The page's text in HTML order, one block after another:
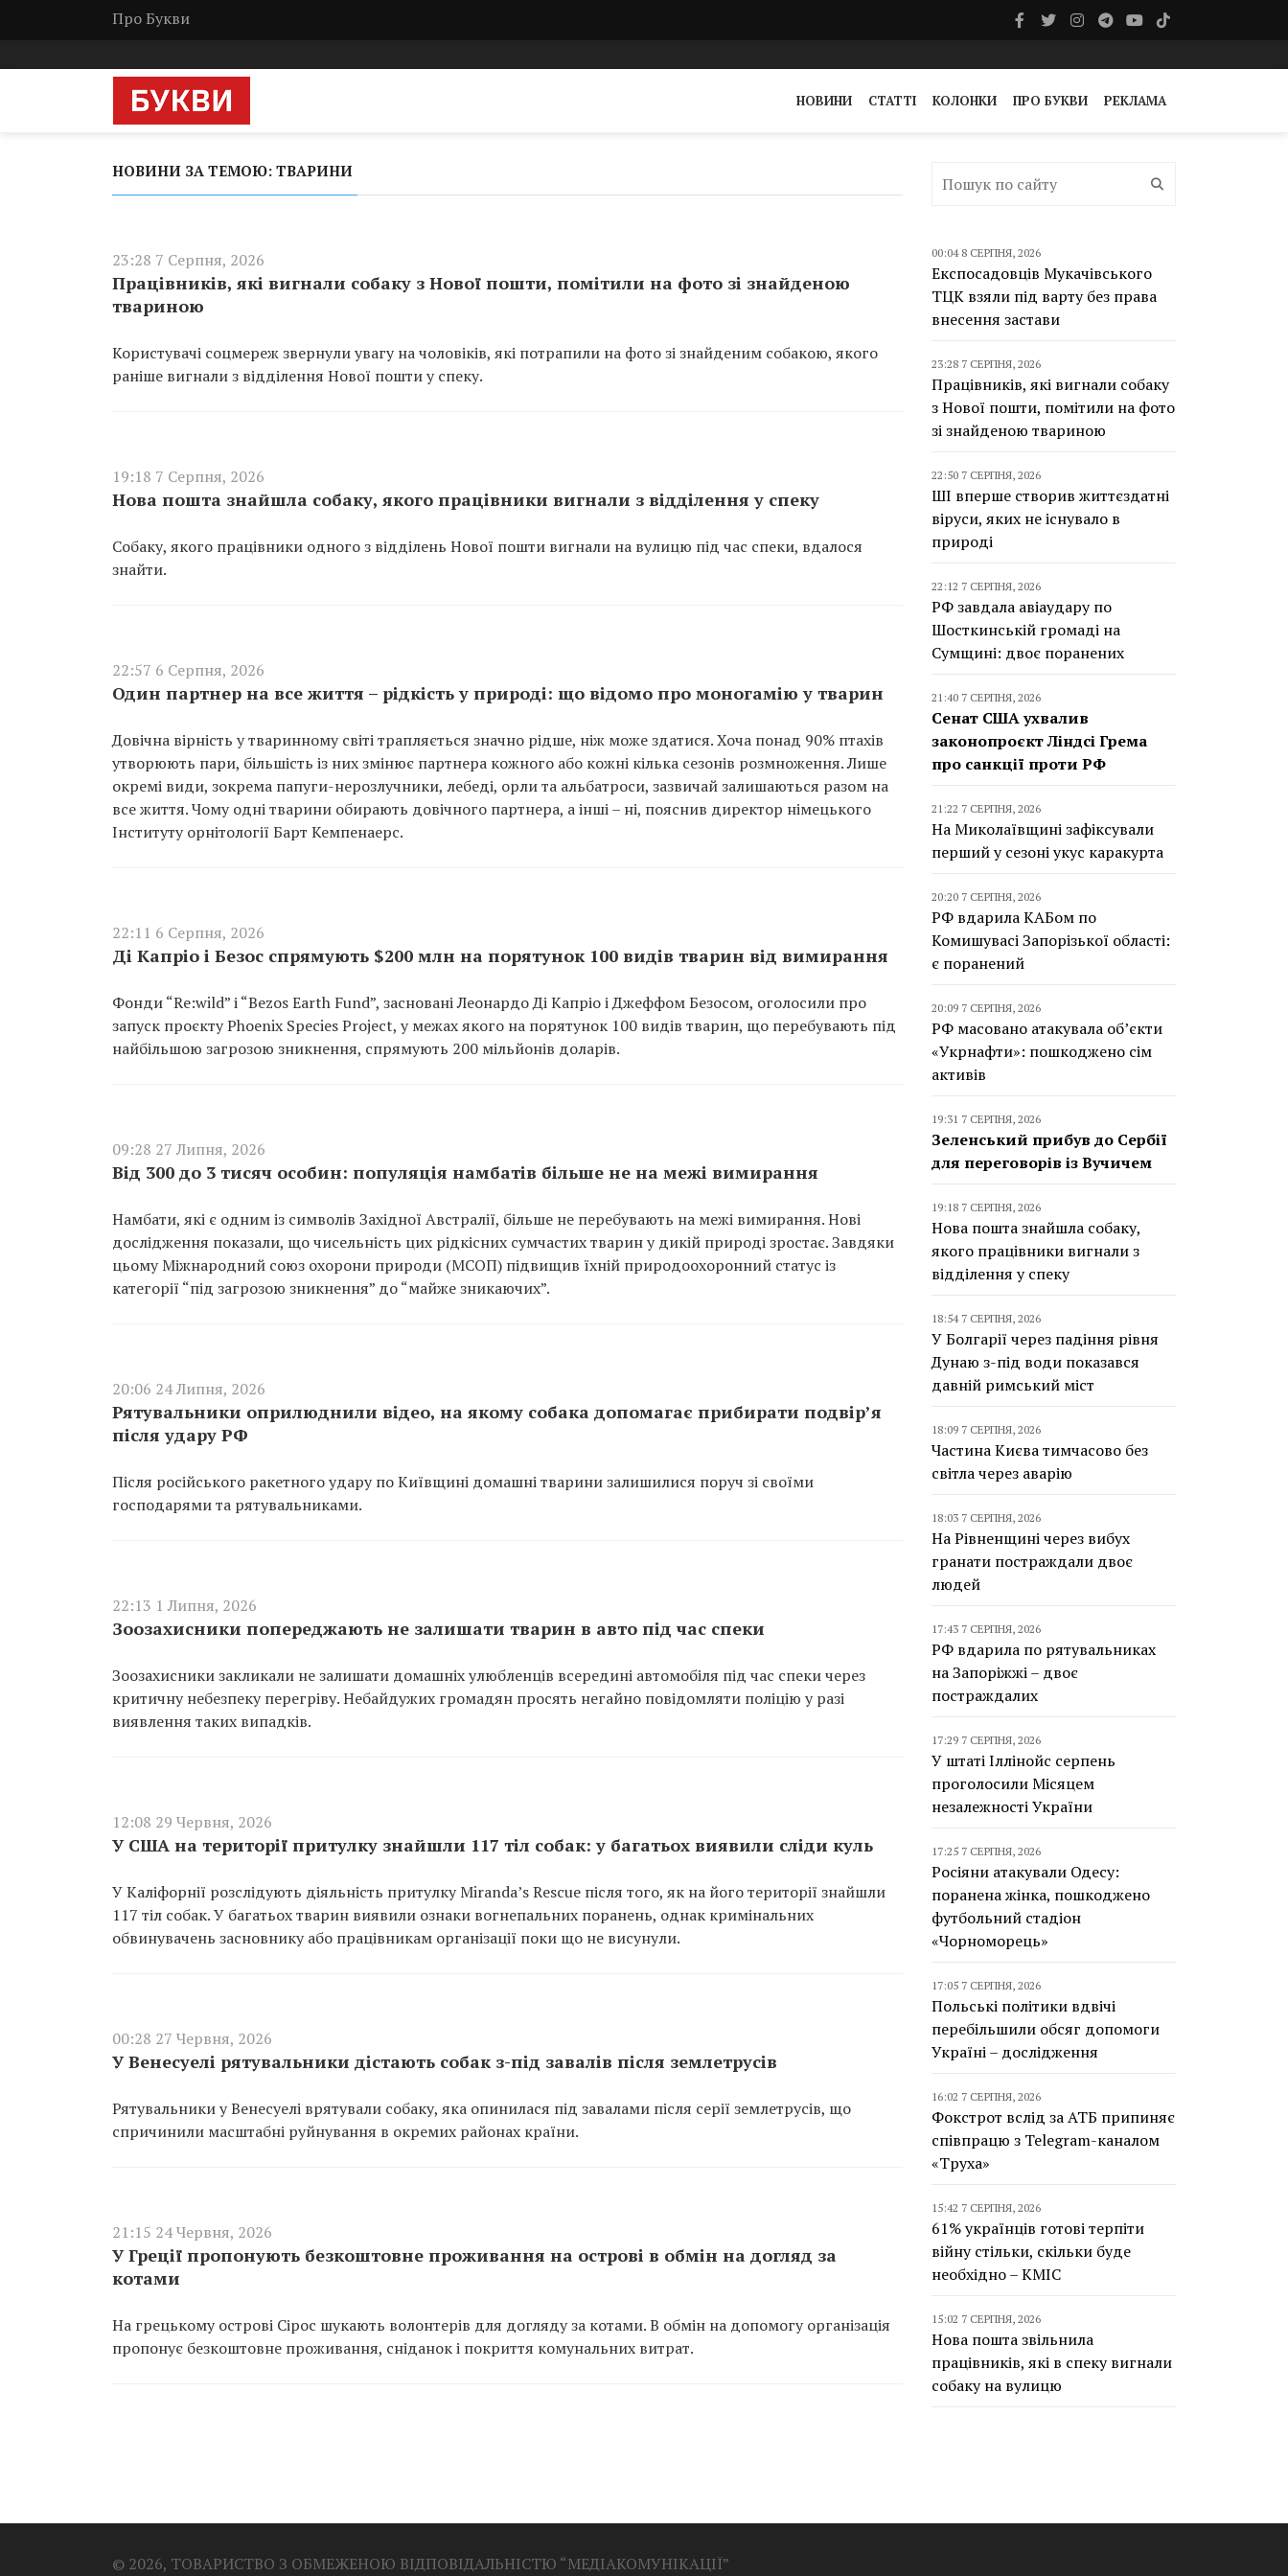
Про Букви
НОВИНИ СТАТТІ КОЛОНКИ ПРО БУКВИ РЕКЛАМА
НОВИНИ ЗА ТЕМОЮ: ТВАРИНИ
23:28 7 Серпня, 2026
Працівників, які вигнали собаку з Нової пошти, помітили на фото зі знайденою
твариною
Користувачі соцмереж звернули увагу на чоловіків, які потрапили на фото зі знайденим собакою, якого
раніше вигнали з відділення Нової пошти у спеку.
19:18 7 Серпня, 2026
Нова пошта знайшла собаку, якого працівники вигнали з відділення у спеку
Собаку, якого працівники одного з відділень Нової пошти вигнали на вулицю під час спеки, вдалося
знайти.
22:57 6 Серпня, 2026
Один партнер на все життя – рідкість у природі: що відомо про моногамію у тварин
Довічна вірність у тваринному світі трапляється значно рідше, ніж може здатися. Хоча понад 90% птахів
утворюють пари, більшість із них змінює партнера кожного або кожні кілька сезонів розмноження. Лише
окремі види, зокрема папуги-нерозлучники, лебеді, орли та альбатроси, зазвичай залишаються разом на
все життя. Чому одні тварини обирають довічного партнера, а інші – ні, пояснив директор німецького
Інституту орнітології Барт Кемпенаерс.
22:11 6 Серпня, 2026
Ді Капріо і Безос спрямують $200 млн на порятунок 100 видів тварин від вимирання
Фонди “Re:wild” і “Bezos Earth Fund”, засновані Леонардо Ді Капріо і Джеффом Безосом, оголосили про
запуск проєкту Phoenix Species Project, у межах якого на порятунок 100 видів тварин, що перебувають під
найбільшою загрозою зникнення, спрямують 200 мільйонів доларів.
09:28 27 Липня, 2026
Від 300 до 3 тисяч особин: популяція намбатів більше не на межі вимирання
Намбати, які є одним із символів Західної Австралії, більше не перебувають на межі вимирання. Нові
дослідження показали, що чисельність цих рідкісних сумчастих тварин у дикій природі зростає. Завдяки
цьому Міжнародний союз охорони природи (МСОП) підвищив їхній природоохоронний статус із
категорії “під загрозою зникнення” до “майже зникаючих”.
20:06 24 Липня, 2026
Рятувальники оприлюднили відео, на якому собака допомагає прибирати подвір’я
після удару РФ
Після російського ракетного удару по Київщині домашні тварини залишилися поруч зі своїми
господарями та рятувальниками.
22:13 1 Липня, 2026
Зоозахисники попереджають не залишати тварин в авто під час спеки
Зоозахисники закликали не залишати домашніх улюбленців всередині автомобіля під час спеки через
критичну небезпеку перегріву. Небайдужих громадян просять негайно повідомляти поліцію у разі
виявлення таких випадків.
12:08 29 Червня, 2026
У США на території притулку знайшли 117 тіл собак: у багатьох виявили сліди куль
У Каліфорнії розслідують діяльність притулку Miranda’s Rescue після того, як на його території знайшли
117 тіл собак. У багатьох тварин виявили ознаки вогнепальних поранень, однак кримінальних
обвинувачень засновнику або працівникам організації поки що не висунули.
00:28 27 Червня, 2026
У Венесуелі рятувальники дістають собак з-під завалів після землетрусів
Рятувальники у Венесуелі врятували собаку, яка опинилася під завалами після серії землетрусів, що
спричинили масштабні руйнування в окремих районах країни.
21:15 24 Червня, 2026
У Греції пропонують безкоштовне проживання на острові в обмін на догляд за
котами
На грецькому острові Сірос шукають волонтерів для догляду за котами. В обмін на допомогу організація
пропонує безкоштовне проживання, сніданок і покриття комунальних витрат.
00:04 8 СЕРПНЯ, 2026
Експосадовців Мукачівського
ТЦК взяли під варту без права
внесення застави
23:28 7 СЕРПНЯ, 2026
Працівників, які вигнали собаку
з Нової пошти, помітили на фото
зі знайденою твариною
22:50 7 СЕРПНЯ, 2026
ШІ вперше створив життєздатні
віруси, яких не існувало в
природі
22:12 7 СЕРПНЯ, 2026
РФ завдала авіаудару по
Шосткинській громаді на
Сумщині: двоє поранених
21:40 7 СЕРПНЯ, 2026
Сенат США ухвалив
законопроєкт Ліндсі Грема
про санкції проти РФ
21:22 7 СЕРПНЯ, 2026
На Миколаївщині зафіксували
перший у сезоні укус каракурта
20:20 7 СЕРПНЯ, 2026
РФ вдарила КАБом по
Комишувасі Запорізької області:
є поранений
20:09 7 СЕРПНЯ, 2026
РФ масовано атакувала об’єкти
«Укрнафти»: пошкоджено сім
активів
19:31 7 СЕРПНЯ, 2026
Зеленський прибув до Сербії
для переговорів із Вучичем
19:18 7 СЕРПНЯ, 2026
Нова пошта знайшла собаку,
якого працівники вигнали з
відділення у спеку
18:54 7 СЕРПНЯ, 2026
У Болгарії через падіння рівня
Дунаю з-під води показався
давній римський міст
18:09 7 СЕРПНЯ, 2026
Частина Києва тимчасово без
світла через аварію
18:03 7 СЕРПНЯ, 2026
На Рівненщині через вибух
гранати постраждали двоє
людей
17:43 7 СЕРПНЯ, 2026
РФ вдарила по рятувальниках
на Запоріжжі – двоє
постраждалих
17:29 7 СЕРПНЯ, 2026
У штаті Іллінойс серпень
проголосили Місяцем
незалежності України
17:25 7 СЕРПНЯ, 2026
Росіяни атакували Одесу:
поранена жінка, пошкоджено
футбольний стадіон
«Чорноморець»
17:05 7 СЕРПНЯ, 2026
Польські політики вдвічі
перебільшили обсяг допомоги
Україні – дослідження
16:02 7 СЕРПНЯ, 2026
Фокстрот вслід за АТБ припиняє
співпрацю з Telegram-каналом
«Труха»
15:42 7 СЕРПНЯ, 2026
61% українців готові терпіти
війну стільки, скільки буде
необхідно – КМІС
15:02 7 СЕРПНЯ, 2026
Нова пошта звільнила
працівників, які в спеку вигнали
собаку на вулицю
© 2026, ТОВАРИСТВО З ОБМЕЖЕНОЮ ВІДПОВІДАЛЬНІСТЮ “МЕДІАКОМУНІКАЦІЇ”